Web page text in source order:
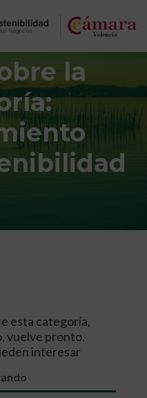
la
esta categoría,
vuelve pronto.
interesar